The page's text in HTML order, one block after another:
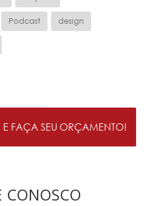
Podcast design
FAÇA SEU ORÇAMENTO!
CONOSCO